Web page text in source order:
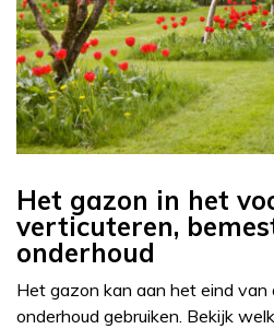
Het gazon in het
verticuteren,
onderhoud
Het gazon kan aan het eind
onderhoud gebruiken. Bekijk